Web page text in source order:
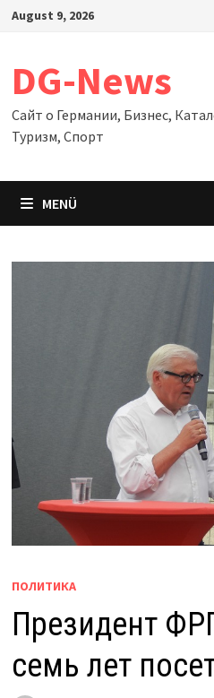
Zum
August 9, 2026
DG-News
Сайт о Германии, Бизнес,
Туризм, Спорт
MENÜ
ПОЛИТИКА
Президент
семь лет